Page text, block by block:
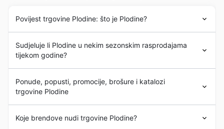
Povijest trgovine Plodine: što je Plodine?
tvrtke i otvaranjem prve trgovine u Hrvatskoj. Prva
trgovinaPlodine
do danas nalazi sjedište tvrtke. U 2000-ima tvrtka je
doživjela snažan proces širenja otvaranjem velikog broja
trgovina u različitim regijama Hrvatske.
trenutno uživaju visok ugled među hrvatskim
više od 95 trgovina raspoređenih u glavnim regijama
Sudjeluje li Plodine u nekim sezonskim rasprodajama
tijekom godine?
rasprodajamatijekom cijele godine, nudeći svojim
kupcima izvanredne
se uputite u najbližu Plodine trgovinu, preporučujemo da
pregledate našetjedne katalogei brošure
web stranici. Tako ćete uvijek biti u tijeku s najnovijim
Ponude, popusti, promocije, brošure i katalozi
trgovine Plodine
prisustvom u zemlji. S dugom poviješću na tržištu,
Koje brendove nudi trgovine Plodine?